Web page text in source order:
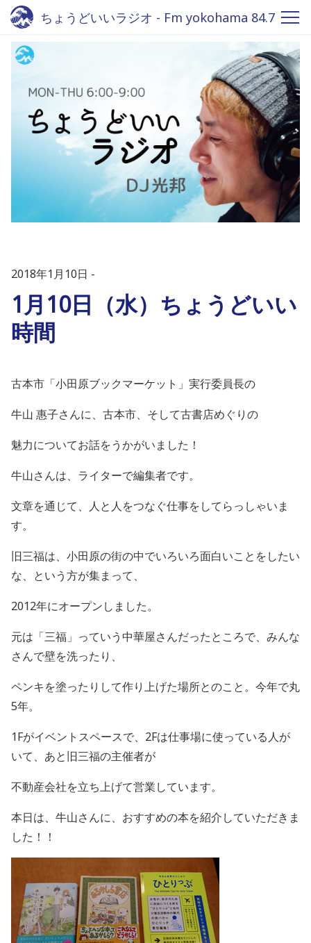
ちょうどいいラジオ - Fm yokohama 84.7
2018年1月10日
1月10日（水）ちょうどいい
時間
古本市「小田原ブックマーケット」実行委員長の
牛山 惠子さんに、古本市、そして古書店めぐりの
魅力についてお話をうかがいました！
牛山さんは、ライターで編集者です。
文章を通じて、人と人をつなぐ仕事をしてらっしゃいま
す。
旧三福は、小田原の街の中でいろいろ面白いことをしたい
な、という方が集まって、
2012年にオープンしました。
元は「三福」っていう中華屋さんだったところで、みんな
さんで壁を洗ったり、
ペンキを塗ったりして作り上げた場所とのこと。今年で丸
5年。
1Fがイベントスペースで、2Fは仕事場に使っている人が
いて、あと旧三福の主催者が
不動産会社を立ち上げて営業しています。
本日は、牛山さんに、おすすめの本を紹介していただきま
した！！